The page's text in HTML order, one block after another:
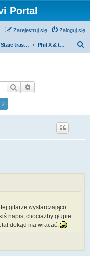
Portal
Zaloguj się
Zarejestruj się
Stare trasy koncertowe Phil X & the Drills
Szukaj
2
gitarze wystarczająco
napis, chociażby głupie
dokąd ma wracać.